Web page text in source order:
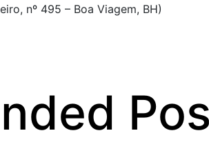
nº 495 – Boa Viagem, BH)